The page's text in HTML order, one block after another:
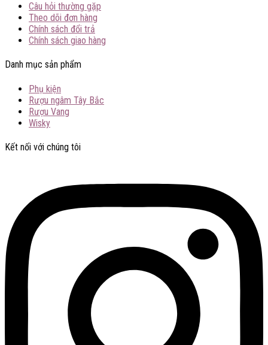
Câu hỏi thường gặp
Theo dõi đơn hàng
Chính sách đổi trả
Chính sách giao hàng
Danh mục sản phẩm
Phụ kiện
Rượu ngâm Tây Bắc
Rượu Vang
Wisky
Kết nối với chúng tôi